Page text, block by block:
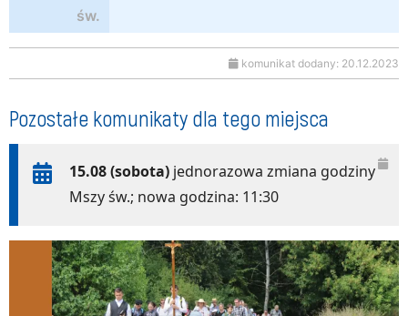
św.
komunikat dodany: 20.12.2023
Pozostałe komunikaty dla tego miejsca
15.08 (sobota)jednorazowa zmiana godziny
Mszy św.; nowa godzina: 11:30